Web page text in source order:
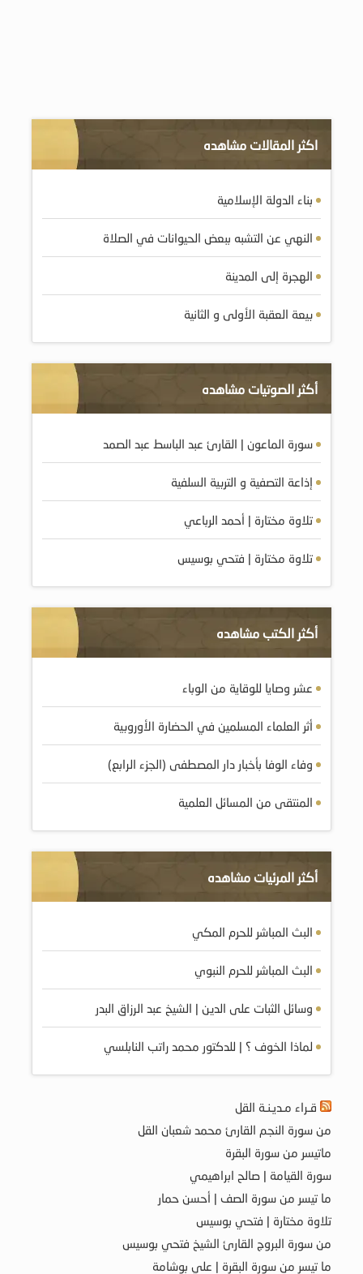
اكثر المقالات مشاهده
بناء الدولة الإسلامية
النهي عن التشبه ببعض الحيوانات في الصلاة
الهجرة إلى المدينة
بيعة العقبة الأولى و الثانية
أكثر الصوتيات مشاهده
سورة الماعون | القارئ عبد الباسط عبد الصمد
إذاعة التصفية و التربية السلفية
تلاوة مختارة | أحمد الرباعي
تلاوة مختارة | فتحي بوسيس
أكثر الكتب مشاهده
عشر وصايا للوقاية من الوباء
أثر العلماء المسلمين في الحضارة الأوروبية
وفاء الوفا بأخبار دار المصطفى (الجزء الرابع)
المنتقى من المسائل العلمية
أكثر المرئيات مشاهده
البث المباشر للحرم المكي
البث المباشر للحرم النبوي
وسائل الثبات على الدين | الشيخ عبد الرزاق البدر
لماذا الخوف ؟ | للدكتور محمد راتب النابلسي
قـراء مـديـنـة القل
من سورة النجم القارئ محمد شعبان القل
ماتيسر من سورة البقرة
سورة القيامة | صالح ابراهيمي
ما تيسر من سورة الصف | أحسن حمار
تلاوة مختارة | فتحي بوسيس
من سورة البروج القارئ الشيخ فتحي بوسيس
ما تيسر من سورة البقرة | علي بوشامة